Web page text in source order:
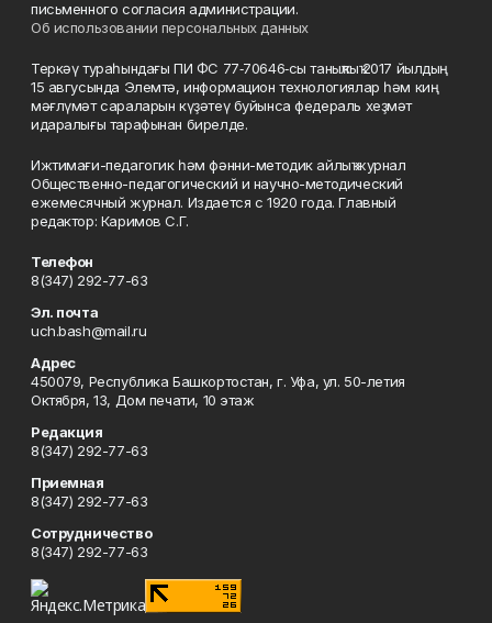
письменного согласия администрации.
Об использовании персональных данных
Теркәү тураһындағы ПИ ФС 77‑70646‑сы таныҡлыҡ 2017 йылдың
15 авгусында Элемтә, информацион технологиялар һәм киң
мәғлүмәт сараларын күҙәтеү буйынса федераль хеҙмәт
идаралығы тарафынан бирелде.
Ижтимағи-педагогик һәм фәнни-методик айлыҡ журнал
Общественно-педагогический и научно-методический
ежемесячный журнал. Издается с 1920 года. Главный
редактор: Каримов С.Г.
Телефон
8(347) 292-77-63
Эл. почта
uch.bash@mail.ru
Адрес
450079, Республика Башкортостан, г. Уфа, ул. 50-летия
Октября, 13, Дом печати, 10 этаж
Редакция
8(347) 292-77-63
Приемная
8(347) 292-77-63
Сотрудничество
8(347) 292-77-63